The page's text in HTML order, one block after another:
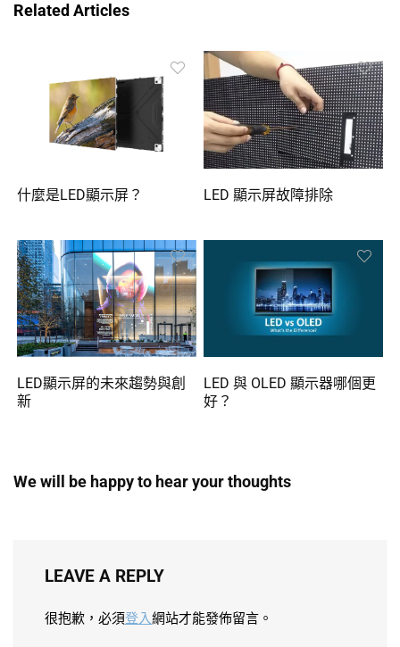
Related Articles
什麼是LED顯示屏？ LED 顯示屏故障排除
LED顯示屏的未來趨勢與創
新
LED 與 OLED 顯示器哪個更
好？
We will be happy to hear your thoughts
LEAVE A REPLY
很抱歉，必須登入網站才能發佈留言。